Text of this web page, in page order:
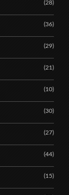
(28)
(36)
(29)
(21)
(10)
(30)
(27)
(44)
(15)